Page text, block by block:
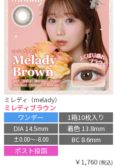
ミレディ（melady）
ミレディブラウン
ワンデー
1箱10枚入り
DIA 14.5mm
着色 13.8mm
±0.00〜-8.00
BC 8.6mm
ポスト投函
￥1,760 (税込)